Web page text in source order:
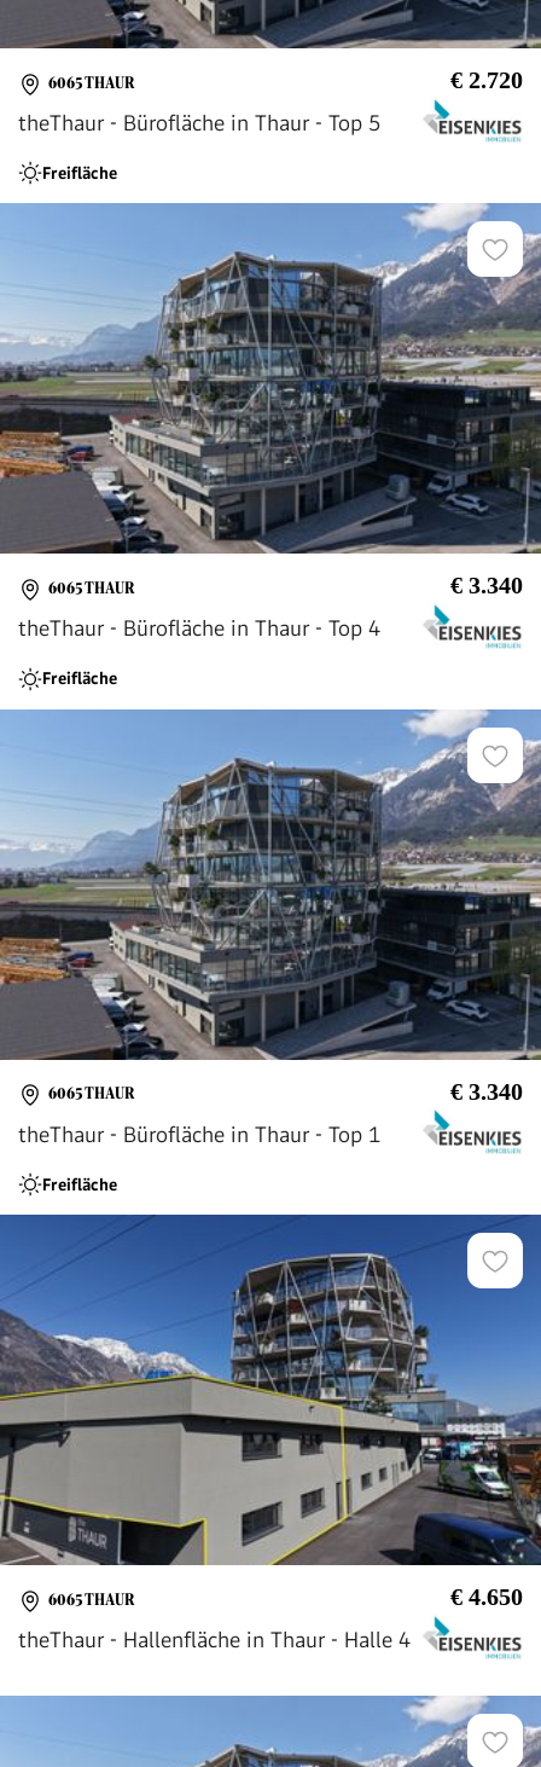
6065 THAUR € 2.720
theThaur - Bürofläche in Thaur - Top 5
Freifläche
6065 THAUR € 3.340
theThaur - Bürofläche in Thaur - Top 4
Freifläche
6065 THAUR € 3.340
theThaur - Bürofläche in Thaur - Top 1
Freifläche
6065 THAUR € 4.650
theThaur - Hallenfläche in Thaur - Halle 4